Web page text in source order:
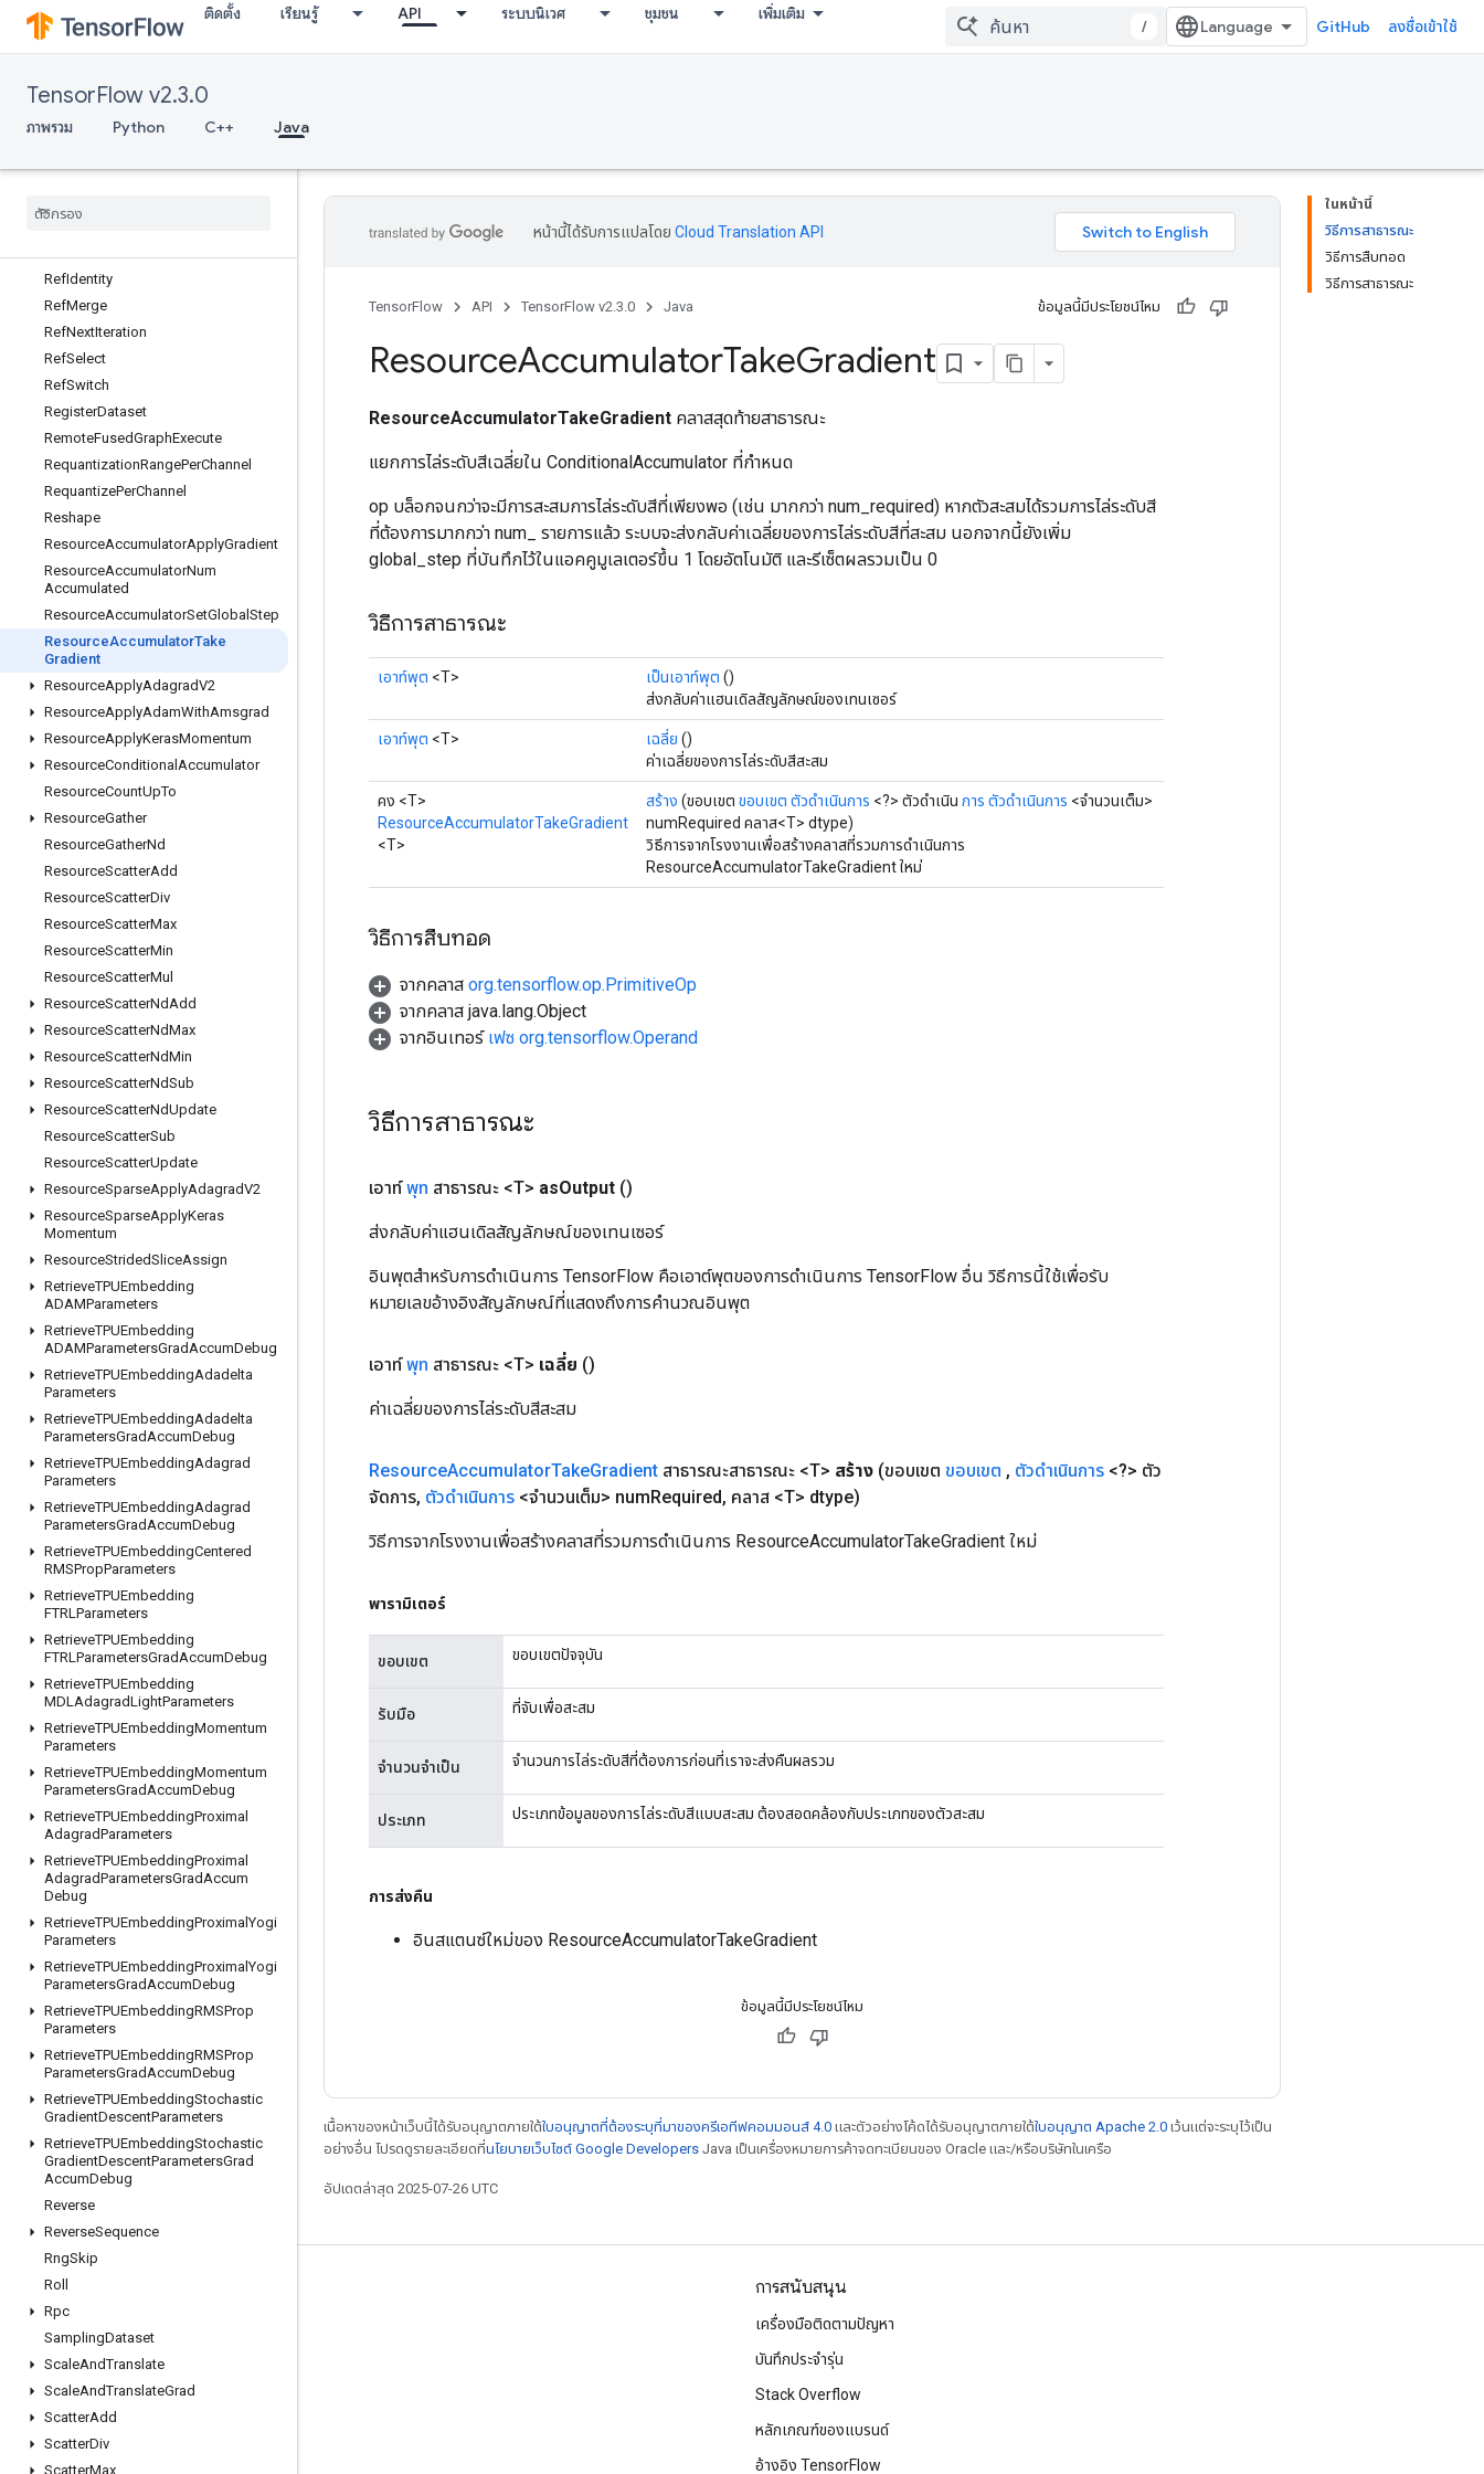
ติดตั้ง เรียนรู้ API ระบบนิเวศ ชุมชน เพิ่มเติม
/ GitHub ลงชื่อเข้าใช้
TensorFlow v2.3.0
ภาพรวม Python C++ Java
Recv
RecvTPUEmbeddingActivations
ReduceAny
ReduceMax
ReduceProd
RefIdentity
RefMerge
RefNextIteration
RefSelect
RefSwitch
RegisterDataset
RemoteFusedGraphExecute
RequantizationRangePerChannel
RequantizePerChannel
Reshape
ResourceAccumulatorApplyGradient
ResourceAccumulatorNum
Accumulated
ResourceAccumulatorSetGlobal Step
ResourceAccumulatorTake
Gradient
ResourceApplyAdagradV2
ResourceApplyAdamWithAmsgrad
ResourceApplyKerasMomentum
ResourceConditional Accumulator
ResourceCountUpTo
ResourceGather
ResourceGatherNd
ResourceScatterAdd
ResourceScatterDiv
ResourceScatterMax
ResourceScatterMin
ResourceScatterMul
ResourceScatterNdAdd
ResourceScatterNdMax
ResourceScatterNdMin
ResourceScatterNdSub
ResourceScatterNdUpdate
ResourceScatterSub
ResourceScatterUpdate
ResourceSparseApplyAdagradV2
ResourceSparseApplyKeras
Momentum
ResourceStridedSliceAssign
RetrieveTPUEmbedding
ADAMParameters
RetrieveTPUEmbedding
ADAMParametersGradAccumDebug
RetrieveTPUEmbeddingAdadelta
Parameters
RetrieveTPUEmbeddingAdadelta
ParametersGradAccumDebug
RetrieveTPUEmbeddingAdagrad
Parameters
RetrieveTPUEmbeddingAdagrad
ParametersGradAccumDebug
RetrieveTPUEmbeddingCentered
RMSPropParameters
RetrieveTPUEmbedding
FTRLParameters
RetrieveTPUEmbedding
FTRLParametersGradAccumDebug
RetrieveTPUEmbedding
MDLAdagradLightParameters
RetrieveTPUEmbeddingMomentum
Parameters
RetrieveTPUEmbeddingMomentum
ParametersGradAccumDebug
RetrieveTPUEmbeddingProximal
AdagradParameters
RetrieveTPUEmbeddingProximal
AdagradParametersGradAccum
Debug
RetrieveTPUEmbeddingProximalYogi
Parameters
RetrieveTPUEmbeddingProximalYogi
ParametersGradAccumDebug
RetrieveTPUEmbeddingRMSProp
Parameters
RetrieveTPUEmbeddingRMSProp
ParametersGradAccumDebug
RetrieveTPUEmbeddingStochastic
GradientDescentParameters
RetrieveTPUEmbeddingStochastic
GradientDescentParametersGrad
AccumDebug
Reverse
ReverseSequence
RngSkip
Roll
Rpc
SamplingDataset
ScaleAndTranslate
ScaleAndTranslateGrad
ScatterAdd
ScatterDiv
ScatterMax
ในหน้านี้
วิธีการสาธารณะ
วิธีการสืบทอด
วิธีการสาธารณะ
หน้านี้ได้รับการแปลโดย Cloud Translation API
TensorFlow API TensorFlow v2.3.0 Java ข้อมูลนี้มีประโยชน์ไหม
ResourceAccumulatorTakeGradient
ResourceAccumulatorTakeGradient คลาสสุดท้ายสาธารณะ
แยกการไล่ระดับสีเฉลี่ยใน ConditionalAccumulator ที่กำหนด
op บล็อกจนกว่าจะมีการสะสมการไล่ระดับสีที่เพียงพอ (เช่น มากกว่า num_required) หากตัวสะสมได้รวมการไล่ระดับสี
ที่ต้องการมากกว่า num_ รายการแล้ว ระบบจะส่งกลับค่าเฉลี่ยของการไล่ระดับสีที่สะสม นอกจากนี้ยังเพิ่ม
global_step ที่บันทึกไว้ในแอคคูมูเลเตอร์ขึ้น 1 โดยอัตโนมัติ และรีเซ็ตผลรวมเป็น 0
วิธีการสาธารณะ
เอาท์พุต <T> เป็นเอาท์พุต ()
ส่งกลับค่าแฮนเดิลสัญลักษณ์ของเทนเซอร์
เอาท์พุต <T> เฉลี่ย ()
ค่าเฉลี่ยของการไล่ระดับสีสะสม
คง <T>
ResourceAccumulatorTakeGradient
<T>
สร้าง (ขอบเขต ขอบเขต ตัวดำเนินการ <?> ตัวดำเนิน การ ตัวดำเนินการ <จำนวนเต็ม>
numRequired คลาส<T> dtype)
วิธีการจากโรงงานเพื่อสร้างคลาสที่รวมการดำเนินการ
ResourceAccumulatorTakeGradient ใหม่
วิธีการสืบทอด
จากคลาส org.tensorflow.op.PrimitiveOp
จากคลาส java.lang.Object
จากอินเทอร์ เฟซ org.tensorflow.Operand
วิธีการสาธารณะ
เอาท์พุท สาธารณะ <T> asOutput ()
ส่งกลับค่าแฮนเดิลสัญลักษณ์ของเทนเซอร์
อินพุตสำหรับการดำเนินการ TensorFlow คือเอาต์พุตของการดำเนินการ TensorFlow อื่น วิธีการนี้ใช้เพื่อรับ
หมายเลขอ้างอิงสัญลักษณ์ที่แสดงถึงการคำนวณอินพุต
เอาท์พุท สาธารณะ <T> เฉลี่ย ()
ค่าเฉลี่ยของการไล่ระดับสีสะสม
ResourceAccumulatorTakeGradient สาธารณะสาธารณะ <T> สร้าง (ขอบเขต ขอบเขต , ตัวดำเนินการ <?> ตัว
จัดการ, ตัวดำเนินการ <จำนวนเต็ม> numRequired, คลาส <T> dtype)
วิธีการจากโรงงานเพื่อสร้างคลาสที่รวมการดำเนินการ ResourceAccumulatorTakeGradient ใหม่
พารามิเตอร์
ขอบเขต ขอบเขตปัจจุบัน
รับมือ ที่จับเพื่อสะสม
จำนวนจำเป็น จำนวนการไล่ระดับสีที่ต้องการก่อนที่เราจะส่งคืนผลรวม
ประเภท ประเภทข้อมูลของการไล่ระดับสีแบบสะสม ต้องสอดคล้องกับประเภทของตัวสะสม
การส่งคืน
อินสแตนซ์ใหม่ของ ResourceAccumulatorTakeGradient
ข้อมูลนี้มีประโยชน์ไหม
เนื้อหาของหน้าเว็บนี้ได้รับอนุญาตภายใต้ใบอนุญาตที่ต้องระบุที่มาของครีเอทีฟคอมมอนส์ 4.0 และตัวอย่างโค้ดได้รับอนุญาตภายใต้ใบอนุญาต Apache 2.0 เว้นแต่จะระบุไว้เป็น
อย่างอื่น โปรดดูรายละเอียดที่นโยบายเว็บไซต์ Google Developers Java เป็นเครื่องหมายการค้าจดทะเบียนของ Oracle และ/หรือบริษัทในเครือ
อัปเดตล่าสุด 2025-07-26 UTC
เชื่อมต่อเสมอ
บล็อก
ฟอรัม
GitHub
YouTube
การสนับสนุน
เครื่องมือติดตามปัญหา
บันทึกประจำรุ่น
Stack Overflow
หลักเกณฑ์ของแบรนด์
อ้างอิง TensorFlow